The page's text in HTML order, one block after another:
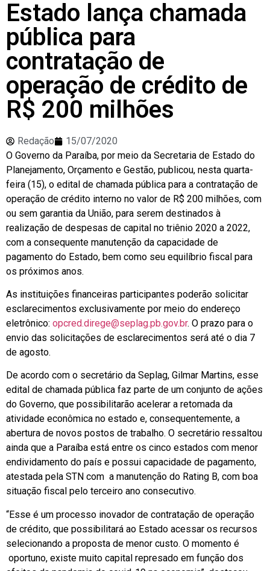
Estado lança chamada
pública para
contratação de
operação de crédito de
R$ 200 milhões
Redação
15/07/2020
O Governo da Paraíba, por meio da Secretaria de Estado do
Planejamento, Orçamento e Gestão, publicou, nesta quarta-
feira (15), o edital de chamada pública para a contratação de
operação de crédito interno no valor de R$ 200 milhões, com
ou sem garantia da União, para serem destinados à
realização de despesas de capital no triênio 2020 a 2022,
com a consequente manutenção da capacidade de
pagamento do Estado, bem como seu equilíbrio fiscal para
os próximos anos.
As instituições financeiras participantes poderão solicitar
esclarecimentos exclusivamente por meio do endereço
eletrônico: opcred.direge@seplag.pb.gov.br. O prazo para o
envio das solicitações de esclarecimentos será até o dia 7
de agosto.
De acordo com o secretário da Seplag, Gilmar Martins, esse
edital de chamada pública faz parte de um conjunto de ações
do Governo, que possibilitarão acelerar a retomada da
atividade econômica no estado e, consequentemente, a
abertura de novos postos de trabalho. O secretário ressaltou
ainda que a Paraíba está entre os cinco estados com menor
endividamento do país e possui capacidade de pagamento,
atestada pela STN com a manutenção do Rating B, com boa
situação fiscal pelo terceiro ano consecutivo.
“Esse é um processo inovador de contratação de operação
de crédito, que possibilitará ao Estado acessar os recursos
selecionando a proposta de menor custo. O momento é
oportuno, existe muito capital represado em função dos